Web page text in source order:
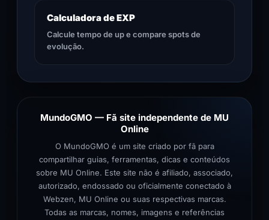
Calculadora de EXP
Calcule tempo de up e compare spots de
evolução.
MundoGMO — Fã site independente de MU
Online
O MundoGMO é um site criado por fã para
compartilhar guias, ferramentas, dicas e conteúdos
sobre MU Online. Este site não é afiliado, associado,
autorizado, endossado ou oficialmente conectado à
Webzen, MU Online ou suas respectivas marcas.
Todas as marcas, nomes, imagens e referências